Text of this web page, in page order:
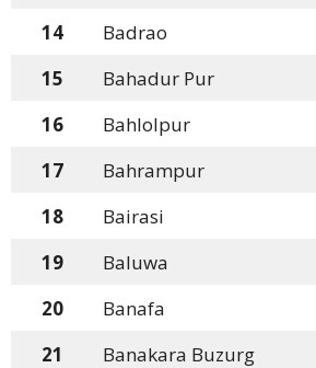
14
Badrao
15
Bahadur Pur
16
Bahlolpur
17
Bahrampur
18
Bairasi
19
Baluwa
20
Banafa
21
Banakara Buzurg